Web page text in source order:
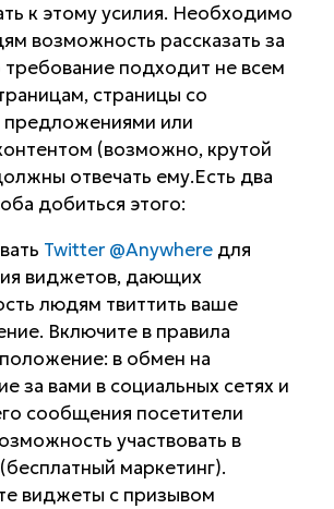
к этому усилия. Необходимо
возможность рассказать за
требование подходит не всем
страницы со
предложениями или
(возможно, крутой
отвечать ему.Есть два
добиться этого:
Twitter @Anywhere для
виджетов, дающих
людям твиттить ваше
Включите в правила
в обмен на
за вами в социальных сетях и
сообщения посетители
участвовать в
маркетинг).
виджеты с призывом